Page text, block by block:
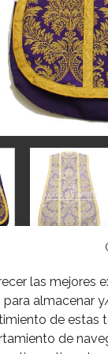
las mejores
para almacenar
de estas
de
de guitarra de
estola.